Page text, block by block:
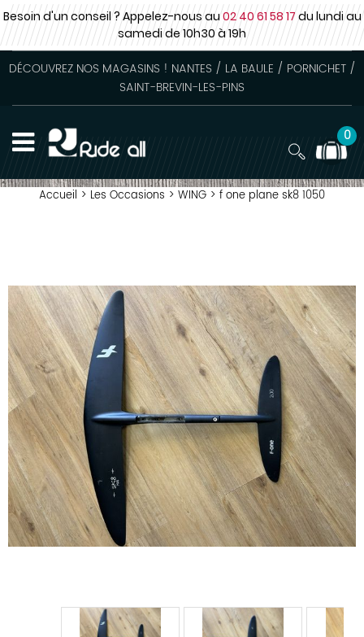
Besoin d'un conseil ? Appelez-nous au02 40 61 58 17du lundi au
samedide 10h30 à 19h
DÉCOUVREZ NOS MAGASINS ! NANTES / LA BAULE / PORNICHET /
SAINT-BREVIN-LES-PINS
0
Accueil > Les Occasions > WING > f one plane sk8 1050